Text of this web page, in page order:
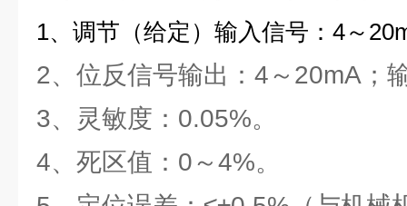
1、调节（给定）输入信号：4～
2、位反信号输出：4～20mA；
3、灵敏度：0.05%。
4、死区值：0～4%。